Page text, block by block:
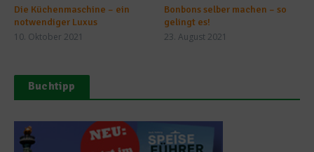
Die Küchenmaschine – ein
notwendiger Luxus
10. Oktober 2021
Bonbons selber machen – so
gelingt es!
23. August 2021
Buchtipp